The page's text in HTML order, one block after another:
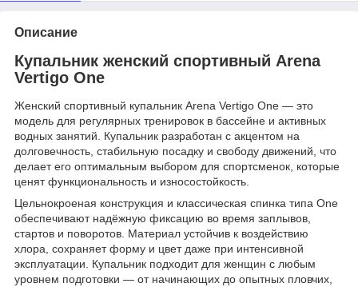
Описание
Купальник женский спортивный Arena
Vertigo One
Женский спортивный купальник Arena Vertigo One — это
модель для регулярных тренировок в бассейне и активных
водных занятий. Купальник разработан с акцентом на
долговечность, стабильную посадку и свободу движений, что
делает его оптимальным выбором для спортсменок, которые
ценят функциональность и износостойкость.
Цельнокроеная конструкция и классическая спинка типа One
обеспечивают надёжную фиксацию во время заплывов,
стартов и поворотов. Материал устойчив к воздействию
хлора, сохраняет форму и цвет даже при интенсивной
эксплуатации. Купальник подходит для женщин с любым
уровнем подготовки — от начинающих до опытных пловчих,